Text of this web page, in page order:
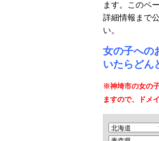
ます。このペ
詳細情報まで
い。
女の子への
いたらどん
※神埼市の女の
ますので、ドメ